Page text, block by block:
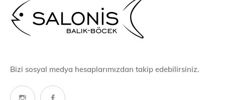
Bizi sosyal medya hesaplarımızdan takip edebilirsiniz.